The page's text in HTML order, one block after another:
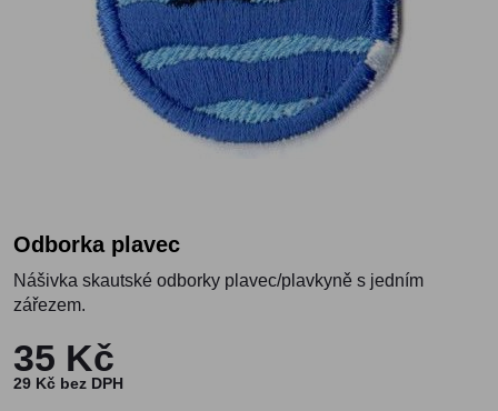
Odborka plavec
Nášivka skautské odborky plavec/plavkyně s jedním
zářezem.
35 Kč
29 Kč bez DPH